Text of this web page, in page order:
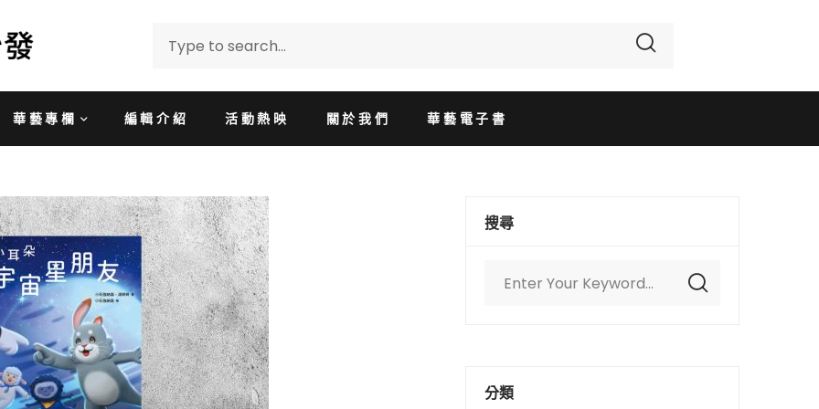
華藝專欄 編輯介紹 活動熱映 關於我們 華藝電子書
搜尋
分類